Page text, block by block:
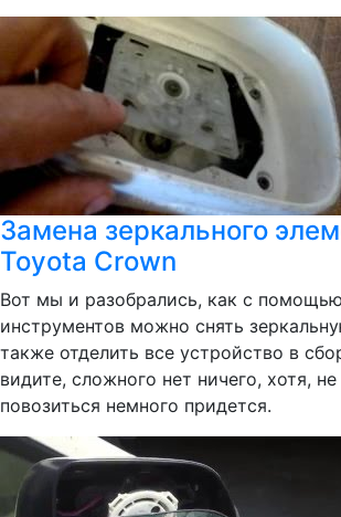
Замена зеркального
Toyota Crown
Вот мы и разобрались, как с
инструментов можно снять
также отделить все устройство в
видите, сложного нет ничего, хотя,
повозиться немного придется.